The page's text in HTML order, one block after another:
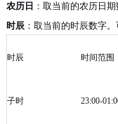
农历日 ：取当前的农历日
时辰：取当前的时辰数字。
时辰 时间范围
子时 23:00-